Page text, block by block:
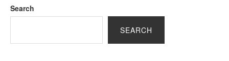
Search
SEARCH